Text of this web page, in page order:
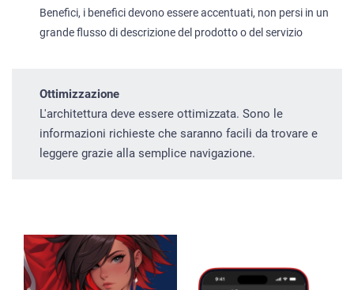
Benefici, i benefici devono essere accentuati, non persi in un
grande flusso di descrizione del prodotto o del servizio
Ottimizzazione
L'architettura deve essere ottimizzata. Sono le
informazioni richieste che saranno facili da trovare e
leggere grazie alla semplice navigazione.